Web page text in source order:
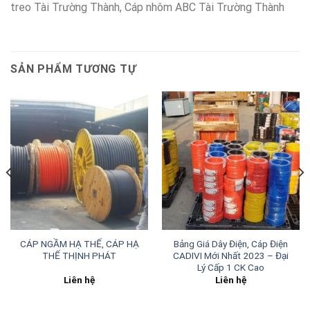
treo Tài Trường Thành, Cáp nhôm ABC Tài Trường Thành
SẢN PHẨM TƯƠNG TỰ
CÁP NGẦM HẠ THẾ, CÁP HẠ
THẾ THỊNH PHÁT
Liên hệ
Bảng Giá Dây Điện, Cáp Điện
CADIVI Mới Nhất 2023 – Đại
Lý Cấp 1 CK Cao
Liên hệ